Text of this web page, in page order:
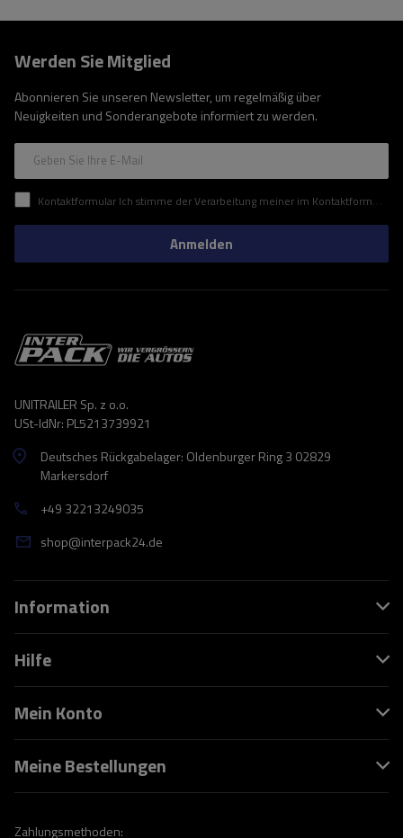
Werden Sie Mitglied
Abonnieren Sie unseren Newsletter, um regelmäßig über
Neuigkeiten und Sonderangebote informiert zu werden.
Geben Sie Ihre E-Mail
Kontaktformular Ich stimme der Verarbeitung meiner im Kontaktformular enthaltenen personenbezogenen Daten gemäß der Verordnung (EU) des Europäischen Parlaments und des Rates zu.
Anmelden
UNITRAILER Sp. z o.o.
USt-IdNr: PL5213739921
Deutsches Rückgabelager: Oldenburger Ring 3 02829
Markersdorf
+49 32213249035
shop@interpack24.de
Information
Hilfe
Mein Konto
Meine Bestellungen
Zahlungsmethoden: